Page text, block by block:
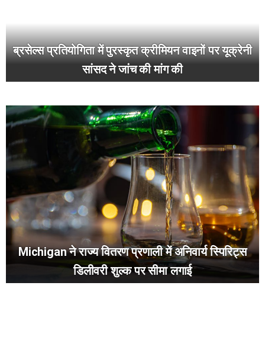
ब्रसेल्स प्रतियोगिता में पुरस्कृत क्रीमियन वाइनों पर यूक्रेनी
सांसद ने जांच की मांग की
Michigan ने राज्य वितरण प्रणाली में अनिवार्य स्पिरिट्स
डिलीवरी शुल्क पर सीमा लगाई